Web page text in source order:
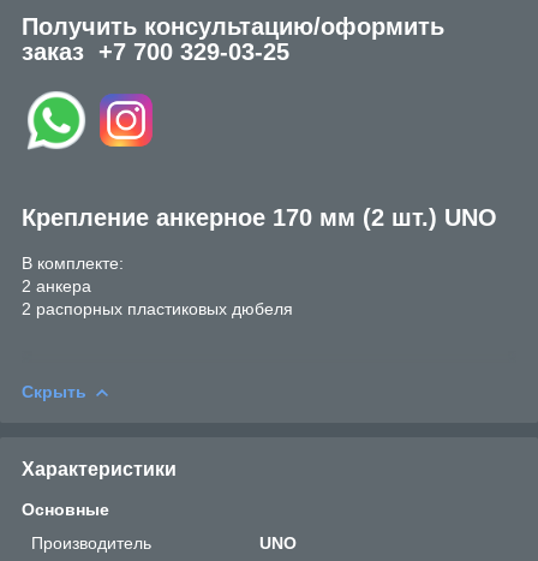
Получить консультацию/оформить
заказ +7 700 329-03-25
Крепление анкерное 170 мм (2 шт.) UNO
В комплекте:
2 анкера
2 распорных пластиковых дюбеля
Скрыть
Характеристики
Основные
Производитель
UNO